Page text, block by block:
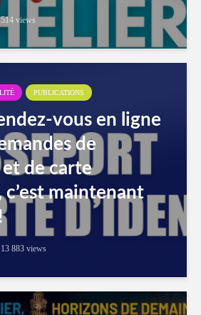
514 views
PUBLICATIONS
vous en ligne
de
de carte
c’est maintenant
13 883 views